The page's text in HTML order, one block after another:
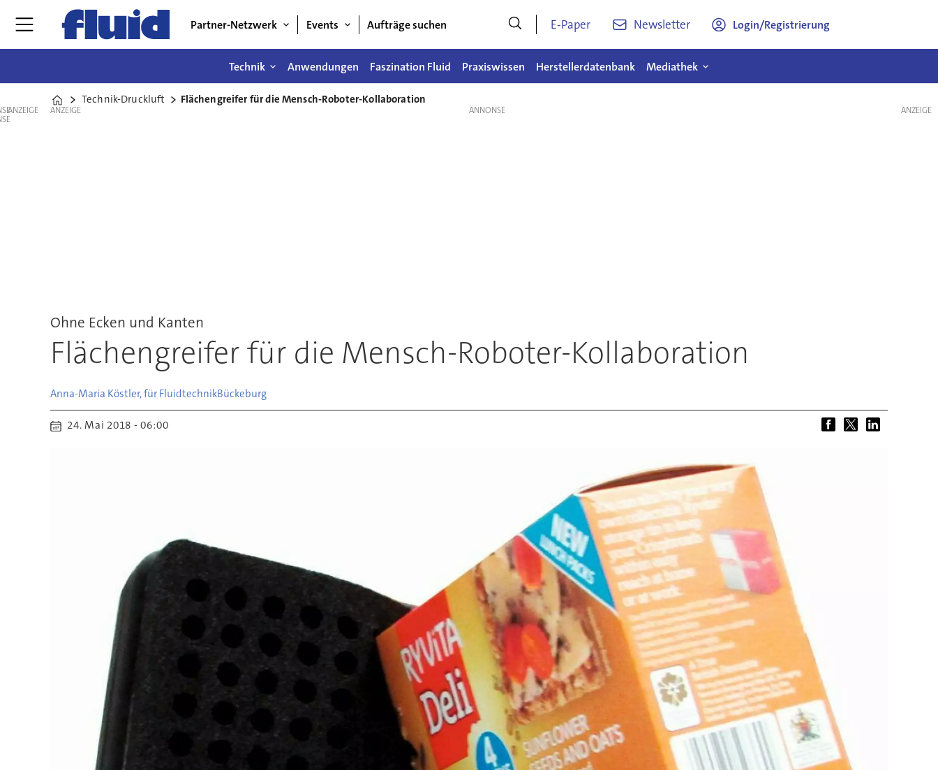
Partner-Netzwerk Events Aufträge suchen E-Paper Newsletter Login/Registrierung
Technik Anwendungen Faszination Fluid Praxiswissen Herstellerdatenbank Mediathek
Home
Technik-Druckluft Flächengreifer für die Mensch-Roboter-Kollaboration
ANZEIGE ANZEIGE
Ohne Ecken und Kanten
Flächengreifer für die Mensch-Roboter-Kollaboration
Anna-Maria Köstler, für FluidtechnikBückeburg
24. Mai 2018 - 06:00
ANZEIGE